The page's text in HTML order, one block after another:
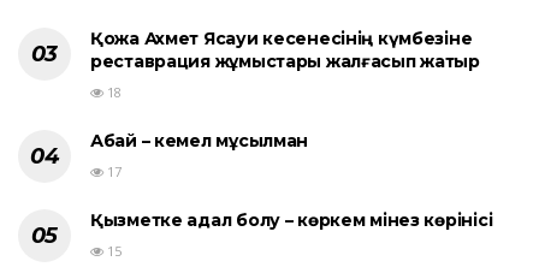
Қожа Ахмет Ясауи кесенесінің күмбезіне
реставрация жұмыстары жалғасып жатыр
18
Абай – кемел мұсылман
17
Қызметке адал болу – көркем мінез көрінісі
15